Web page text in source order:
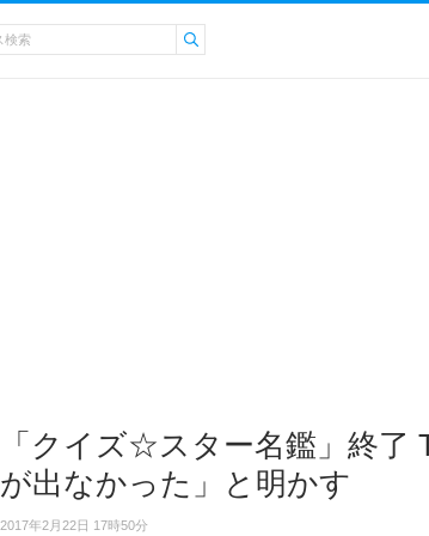
「クイズ☆スター名鑑」終了
が出なかった」と明かす
2017年2月22日 17時50分